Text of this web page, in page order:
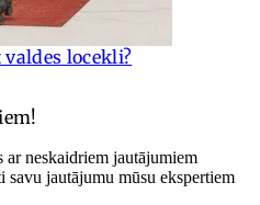
locekli?
ar neskaidriem jautājumiem
savu jautājumu mūsu ekspertiem